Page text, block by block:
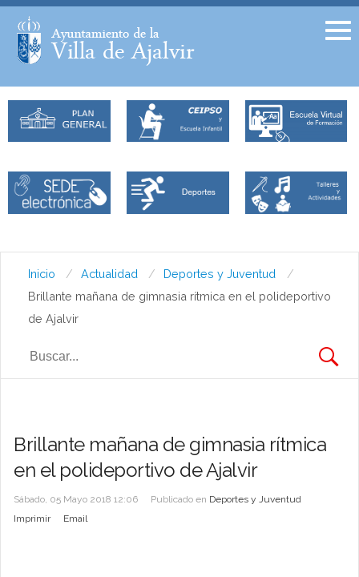
Facebook
Inicio Actualidad
Deportes y Juventud
Brillante mañana de gimnasia rítmica en el polideportivo
de Ajalvir
Brillante mañana de gimnasia rítmica
en el polideportivo de Ajalvir
Sábado, 05 Mayo 2018 12:06 Publicado en Deportes y Juventud
Imprimir
Email